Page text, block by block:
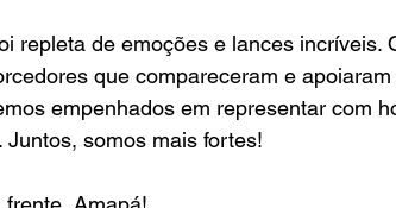
repleta de emoções e lances incríveis.
que compareceram e
empenhados em representar com
Juntos, somos mais fortes!